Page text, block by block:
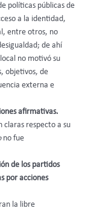
políticas públicas de
a la identidad,
entre otros, no
de ahí
no motivó su
objetivos, de
externa e
afirmativas.
claras respecto a su
no fue
de los partidos
por acciones
la libre